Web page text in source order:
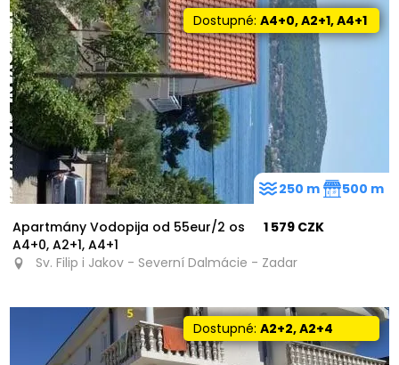
Dostupné:A4+0, A2+1, A4+1
Apartmány Vodopija od 55eur/2 os
A4+0, A2+1, A4+1
1 579 CZK
Sv. Filip i Jakov - Severní Dalmácie - Zadar
250 m 500 m
Dostupné:A2+2, A2+4